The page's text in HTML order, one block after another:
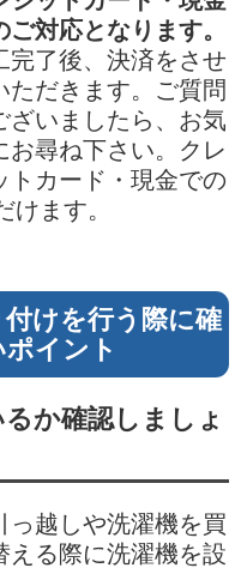
ご対応となります。
完了後、決済をさせ
ただきます。ご質問
ざいましたら、お気
お尋ね下さい。クレ
トカード・現金での
ます。
けを行う際に確
イント
か確認しましょ
っ越しや洗濯機を買
える際に洗濯機を設